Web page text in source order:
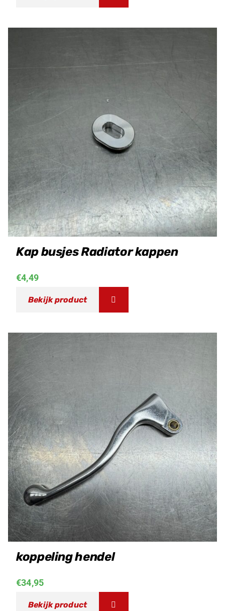
Kap busjes Radiator kappen
€4,49
Bekijk product
koppeling hendel
€34,95
Bekijk product